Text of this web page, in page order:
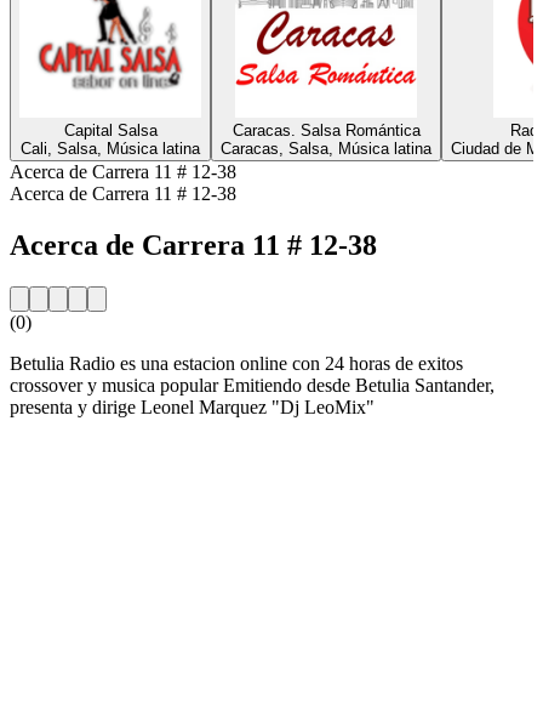
Capital Salsa
Cali, Salsa, Música latina
Caracas. Salsa Romántica
Caracas, Salsa, Música latina
Ciudad de
Acerca de Carrera 11 # 12-38
Acerca de Carrera 11 # 12-38
Acerca de Carrera 11 # 12-38
(0)
Betulia Radio es una estacion online con 24 horas de exitos
crossover y musica popular Emitiendo desde Betulia Santander,
presenta y dirige Leonel Marquez "Dj LeoMix"